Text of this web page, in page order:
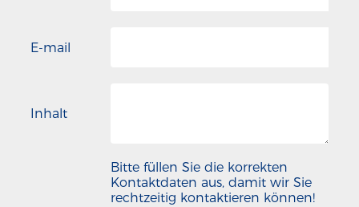
E-mail
Inhalt
Bitte füllen Sie die korrekten
Kontaktdaten aus, damit wir Sie
rechtzeitig kontaktieren können!